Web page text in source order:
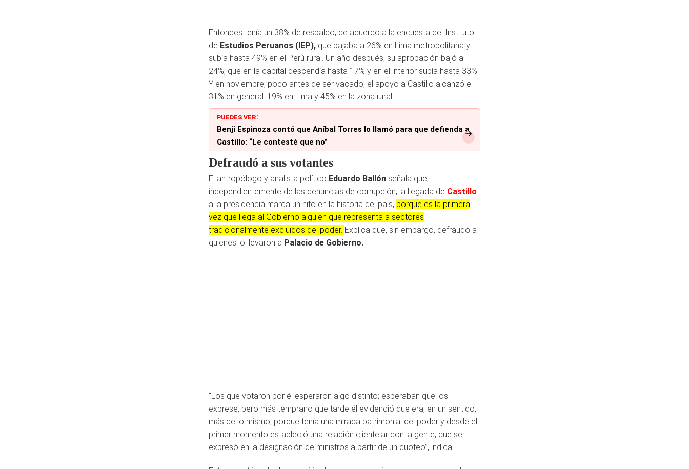
Entonces tenía un 38% de respaldo, de acuerdo a la encuesta del Instituto
de Estudios Peruanos (IEP), que bajaba a 26% en Lima metropolitana y
subía hasta 49% en el Perú rural. Un año después, su aprobación bajó a
24%, que en la capital descendía hasta 17% y en el interior subía hasta 33%.
Y en noviembre, poco antes de ser vacado, el apoyo a Castillo alcanzó el
31% en general: 19% en Lima y 45% en la zona rural.
PUEDES VER:
Benji Espinoza contó que Aníbal Torres lo llamó para que defienda a
Castillo: “Le contesté que no”
Defraudó a sus votantes
El antropólogo y analista político Eduardo Ballón señala que,
independientemente de las denuncias de corrupción, la llegada de Castillo
a la presidencia marca un hito en la historia del país, porque es la primera
vez que llega al Gobierno alguien que representa a sectores
tradicionalmente excluidos del poder. Explica que, sin embargo, defraudó a
quienes lo llevaron a Palacio de Gobierno.
“Los que votaron por él esperaron algo distinto; esperaban que los
exprese, pero más temprano que tarde él evidenció que era, en un sentido,
más de lo mismo, porque tenía una mirada patrimonial del poder y desde el
primer momento estableció una relación clientelar con la gente, que se
expresó en la designación de ministros a partir de un cuoteo”, indica.